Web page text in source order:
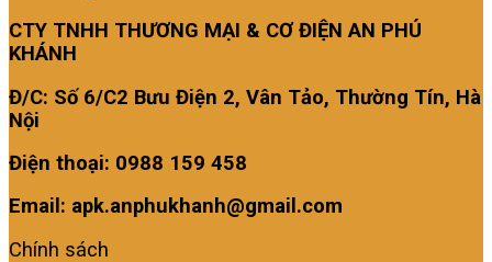
CTY TNHH THƯƠNG MẠI & CƠ ĐIỆN AN PHÚ
KHÁNH
Đ/C: Số 6/C2 Bưu Điện 2, Vân Tảo, Thường Tín, Hà
Nội
Điện thoại: 0988 159 458
Email: apk.anphukhanh@gmail.com
Chính sách